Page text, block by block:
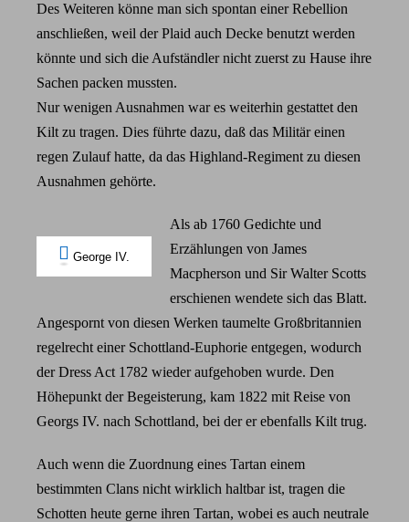
Des Weiteren könne man sich spontan einer Rebellion
anschließen, weil der Plaid auch Decke benutzt werden
könnte und sich die Aufständler nicht zuerst zu Hause ihre
Sachen packen mussten.
Nur wenigen Ausnahmen war es weiterhin gestattet den
Kilt zu tragen. Dies führte dazu, daß das Militär einen
regen Zulauf hatte, da das Highland-Regiment zu diesen
Ausnahmen gehörte.
George IV.
Als ab 1760 Gedichte und
Erzählungen von James
Macpherson und Sir Walter Scotts
erschienen wendete sich das Blatt.
Angespornt von diesen Werken taumelte Großbritannien
regelrecht einer Schottland-Euphorie entgegen, wodurch
der Dress Act 1782 wieder aufgehoben wurde. Den
Höhepunkt der Begeisterung, kam 1822 mit Reise von
Georgs IV. nach Schottland, bei der er ebenfalls Kilt trug.
Auch wenn die Zuordnung eines Tartan einem
bestimmten Clans nicht wirklich haltbar ist, tragen die
Schotten heute gerne ihren Tartan, wobei es auch neutrale